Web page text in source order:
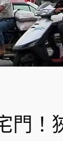
門！